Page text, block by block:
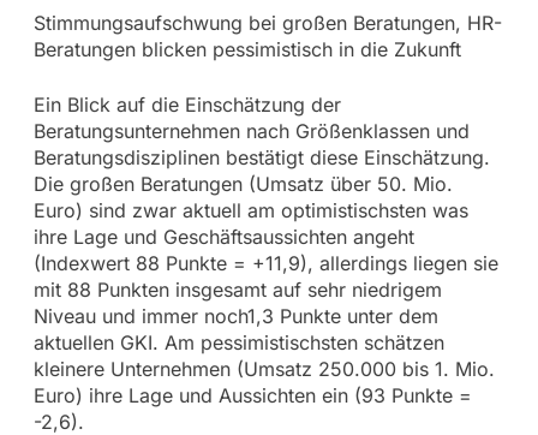
Stimmungsaufschwung bei großen Beratungen, HR-
Beratungen blicken pessimistisch in die Zukunft
Ein Blick auf die Einschätzung der
Beratungsunternehmen nach Größenklassen und
Beratungsdisziplinen bestätigt diese Einschätzung.
Die großen Beratungen (Umsatz über 50. Mio.
Euro) sind zwar aktuell am optimistischsten was
ihre Lage und Geschäftsaussichten angeht
(Indexwert 88 Punkte = +11,9), allerdings liegen sie
mit 88 Punkten insgesamt auf sehr niedrigem
Niveau und immer noch1,3 Punkte unter dem
aktuellen GKI. Am pessimistischsten schätzen
kleinere Unternehmen (Umsatz 250.000 bis 1. Mio.
Euro) ihre Lage und Aussichten ein (93 Punkte =
-2,6).